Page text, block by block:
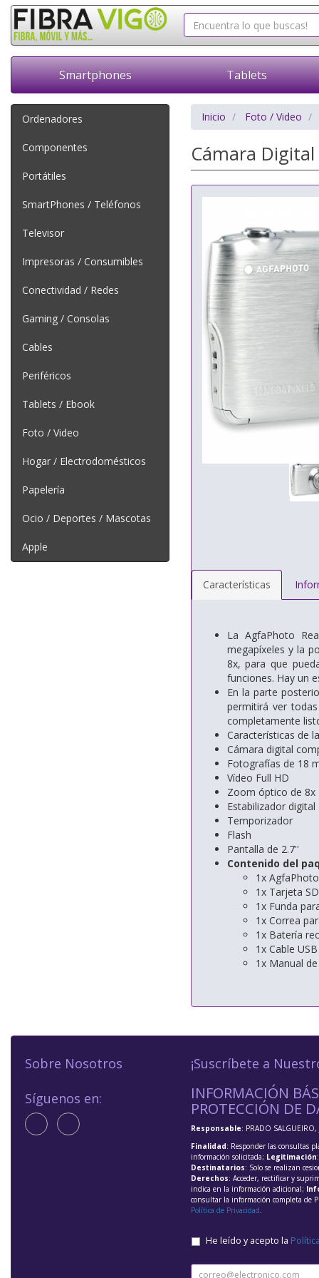
Smartphones Tablets
Ordenadores
Componentes
Portátiles
SmartPhones / Teléfonos
Televisor
Impresoras / Consumibles
Conectividad / Redes
Gaming / Consolas
Cables
Periféricos
Tablets / Ebook
Foto / Video
Hogar / Electrodomésticos
Papelería
Ocio / Deportes / Mascotas
Apple
Inicio Foto / Video
Cámara
Características
La AgfaPhoto
megapíxeles y la
8x, para que
funciones. Hay un
En la parte
permitirá ver
completamente
Características de
Cámara digital
Fotografías de 18
Vídeo Full HD
Zoom óptico de 8x
Estabilizador digital
Temporizador
Flash
Pantalla de 2.7''
Contenido del
1x
1x Tarjeta
1x Funda
1x Correa
1x Batería
1x Cable USB
1x Manual
Sobre Nosotros
Síguenos en:
¡Suscríbete a
INFORMACIÓN
PROTECCIÓN DE
Responsable: PRADO SALGUEIRO,
Finalidad: Responder las consultas
información solicitada; Legitimación
Destinatarios: Solo se realizan
Derechos: Acceder, rectificar y
indica en la información adicional;
consultar la información completa de
Política de Privacidad.
He leído y acepto la